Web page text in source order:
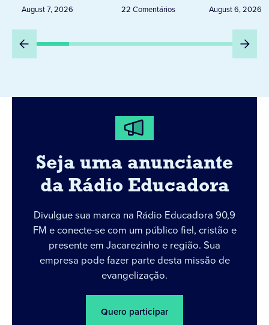
August 7, 2026 22 Comentários
Peru
August 6, 2026
Seja uma anunciante
da Rádio Educadora
Divulgue sua marca na Rádio Educadora 90,9
FM e conecte-se com um público fiel, cristão e
presente em Jacarezinho e região. Sua
empresa pode fazer parte desta missão de
evangelização.
Quero participar